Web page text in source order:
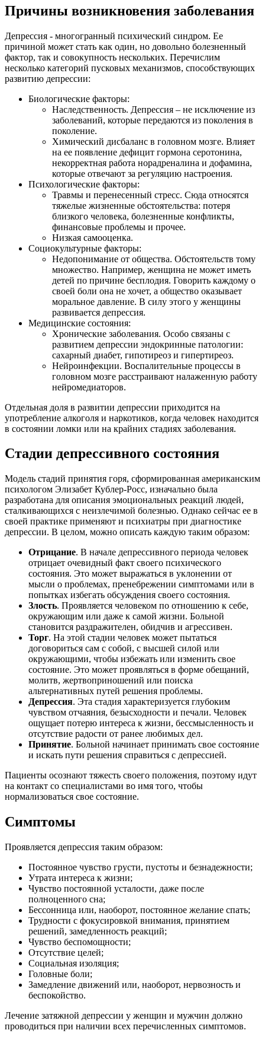
Причины возникновения заболевания
Депрессия - многогранный психический синдром. Ее
причиной может стать как один, но довольно болезненный
фактор, так и совокупность нескольких. Перечислим
несколько категорий пусковых механизмов, способствующих
развитию депрессии:
Биологические факторы:
Наследственность. Депрессия – не исключение из
заболеваний, которые передаются из поколения в
поколение.
Химический дисбаланс в головном мозге. Влияет
на ее появление дефицит гормона серотонина,
некорректная работа норадреналина и дофамина,
которые отвечают за регуляцию настроения.
Психологические факторы:
Травмы и перенесенный стресс. Сюда относятся
тяжелые жизненные обстоятельства: потеря
близкого человека, болезненные конфликты,
финансовые проблемы и прочее.
Низкая самооценка.
Социокультурные факторы:
Недопонимание от общества. Обстоятельств тому
множество. Например, женщина не может иметь
детей по причине бесплодия. Говорить каждому о
своей боли она не хочет, а общество оказывает
моральное давление. В силу этого у женщины
развивается депрессия.
Медицинские состояния:
Хронические заболевания. Особо связаны с
развитием депрессии эндокринные патологии:
сахарный диабет, гипотиреоз и гипертиреоз.
Нейроинфекции. Воспалительные процессы в
головном мозге расстраивают налаженную работу
нейромедиаторов.
Отдельная доля в развитии депрессии приходится на
употребление алкоголя и наркотиков, когда человек находится
в состоянии ломки или на крайних стадиях заболевания.
Стадии депрессивного состояния
Модель стадий принятия горя, сформированная американским
психологом Элизабет Кублер-Росс, изначально была
разработана для описания эмоциональных реакций людей,
сталкивающихся с неизлечимой болезнью. Однако сейчас ее в
своей практике применяют и психиатры при диагностике
депрессии. В целом, можно описать каждую таким образом:
Отрицание. В начале депрессивного периода человек
отрицает очевидный факт своего психического
состояния. Это может выражаться в уклонении от
мысли о проблемах, пренебрежении симптомами или в
попытках избегать обсуждения своего состояния.
Злость. Проявляется человеком по отношению к себе,
окружающим или даже к самой жизни. Больной
становится раздражителен, обидчив и агрессивен.
Торг. На этой стадии человек может пытаться
договориться сам с собой, с высшей силой или
окружающими, чтобы избежать или изменить свое
состояние. Это может проявляться в форме обещаний,
молитв, жертвоприношений или поиска
альтернативных путей решения проблемы.
Депрессия. Эта стадия характеризуется глубоким
чувством отчаяния, безысходности и печали. Человек
ощущает потерю интереса к жизни, бессмысленность и
отсутствие радости от ранее любимых дел.
Принятие. Больной начинает принимать свое состояние
и искать пути решения справиться с депрессией.
Пациенты осознают тяжесть своего положения, поэтому идут
на контакт со специалистами во имя того, чтобы
нормализоваться свое состояние.
Симптомы
Проявляется депрессия таким образом:
Постоянное чувство грусти, пустоты и безнадежности;
Утрата интереса к жизни;
Чувство постоянной усталости, даже после
полноценного сна;
Бессонница или, наоборот, постоянное желание спать;
Трудности с фокусировкой внимания, принятием
решений, замедленность реакций;
Чувство беспомощности;
Отсутствие целей;
Социальная изоляция;
Головные боли;
Замедление движений или, наоборот, нервозность и
беспокойство.
Лечение затяжной депрессии у женщин и мужчин должно
проводиться при наличии всех перечисленных симптомов.